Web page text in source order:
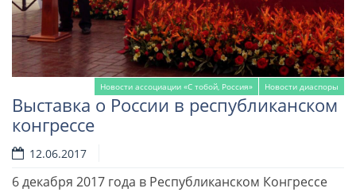
Новости ассоциации «С тобой, Россия» Новости диаспоры
Выставка о России в республиканском
конгрессе
12.06.2017
6 декабря 2017 года в Республиканском Конгрессе